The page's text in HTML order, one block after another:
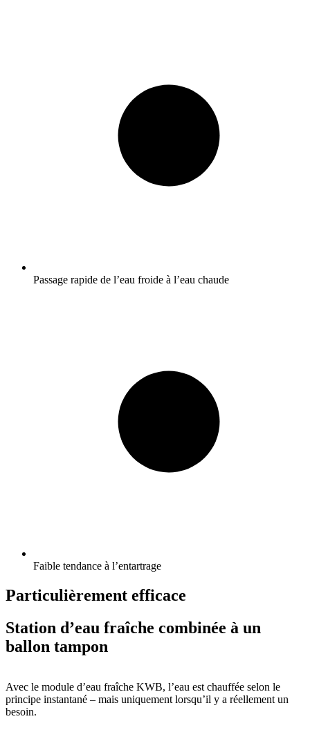
Passage rapide de l’eau froide à l’eau chaude
Faible tendance à l’entartrage
Particulièrement efficace
Station d’eau fraîche combinée à un
ballon tampon
Avec le module d’eau fraîche KWB, l’eau est chauffée selon le
principe instantané – mais uniquement lorsqu’il y a réellement un
besoin.